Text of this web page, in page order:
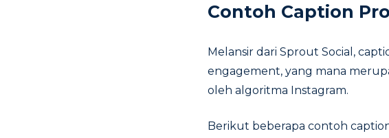
Contoh Caption
Melansir dari Sprout Social,
engagement, yang mana
oleh algoritma Instagram.
Berikut beberapa contoh